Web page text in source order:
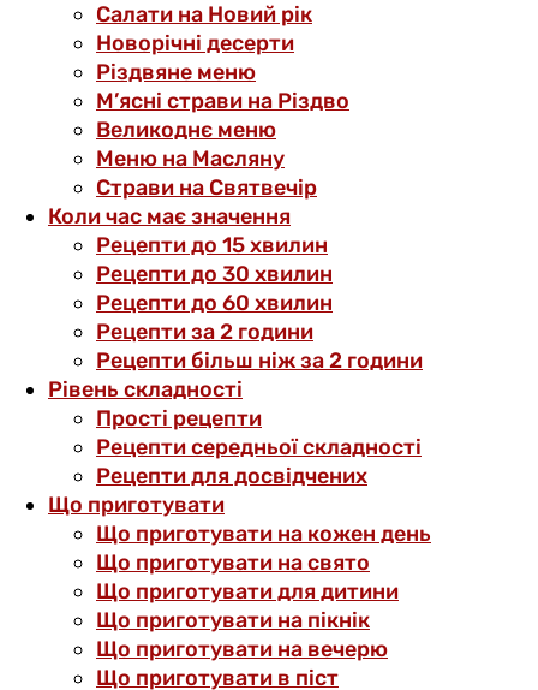
Салати на Новий рік
Новорічні десерти
Різдвяне меню
М’ясні страви на Різдво
Великоднє меню
Меню на Масляну
Страви на Святвечір
Коли час має значення
Рецепти до 15 хвилин
Рецепти до 30 хвилин
Рецепти до 60 хвилин
Рецепти за 2 години
Рецепти більш ніж за 2 години
Рівень складності
Прості рецепти
Рецепти середньої складності
Рецепти для досвідчених
Що приготувати
Що приготувати на кожен день
Що приготувати на свято
Що приготувати для дитини
Що приготувати на пікнік
Що приготувати на вечерю
Що приготувати в піст